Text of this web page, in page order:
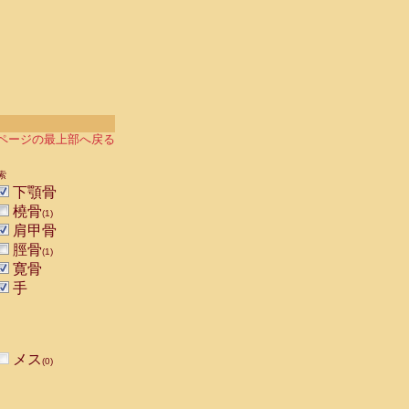
ージの最上部へ戻る
下顎骨
橈骨(1)
肩甲骨
脛骨(1)
寛骨
手
メス(0)